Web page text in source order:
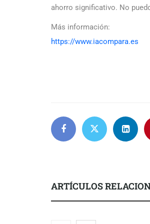
ahorro significativo. No
Más información:
https://www.iacompara.es
ARTÍCULOS